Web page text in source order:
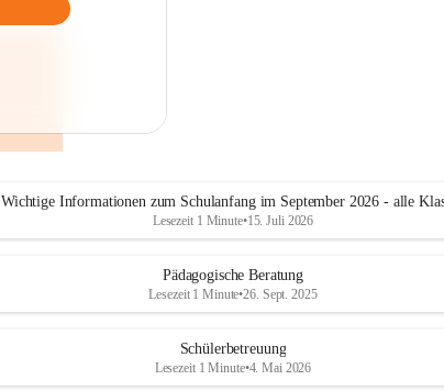
Wichtige Informationen zum Schulanfang im September 2026 - alle
Lesezeit 1 Minute•15. Juli 2026
Pädagogische Beratung
Lesezeit 1 Minute•26. Sept. 2025
Schülerbetreuung
Lesezeit 1 Minute•4. Mai 2026